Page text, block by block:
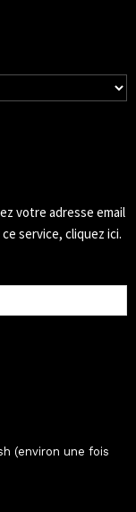
votre adresse email
service, cliquez ici.
(environ une fois